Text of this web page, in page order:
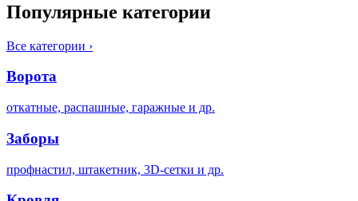
Популярные категории
Все категории ›
Ворота
откатные, распашные, гаражные и др.
Заборы
профнастил, штакетник, 3D-сетки и др.